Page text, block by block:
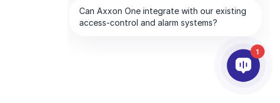
1